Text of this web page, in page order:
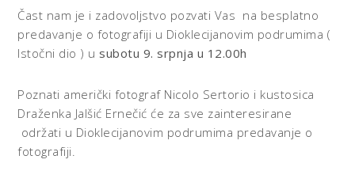
Čast nam je i zadovoljstvo pozvati Vas na besplatno
predavanje o fotografiji u Dioklecijanovim podrumima (
Istočni dio ) u subotu 9. srpnja u 12.00h
Poznati američki fotograf Nicolo Sertorio i kustosica
Draženka Jalšić Ernečić će za sve zainteresirane
održati u Dioklecijanovim podrumima predavanje o
fotografiji.